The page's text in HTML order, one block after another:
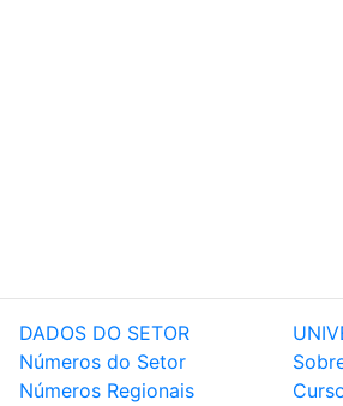
DADOS DO SETOR
Números do Setor
Números Regionais